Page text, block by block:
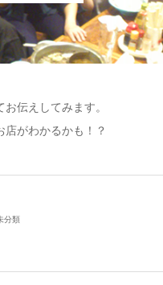
伝えしてみます。
がわかるかも！？
分類